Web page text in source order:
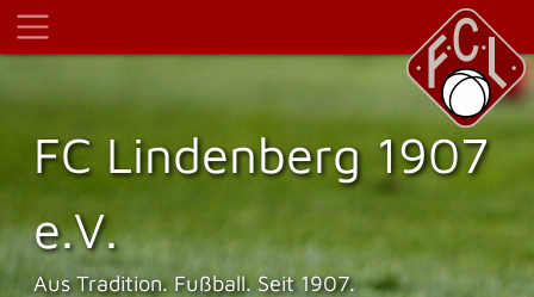
FC Lindenberg 1907
e.V.
Aus Tradition. Fußball. Seit 1907.